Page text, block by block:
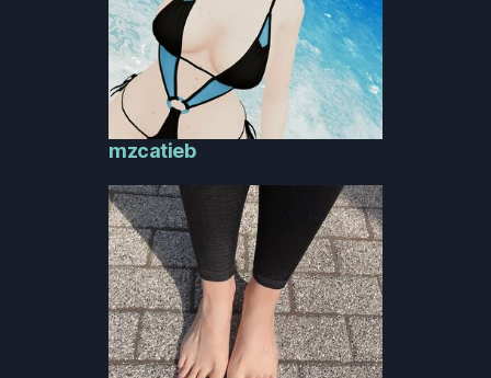
mzcatieb